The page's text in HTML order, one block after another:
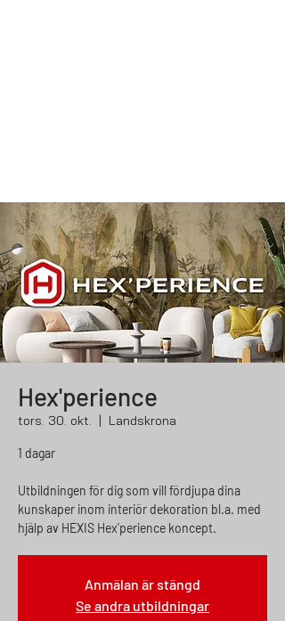
Hex'perience
tors. 30. okt.
  |
Landskrona
1 dagar
Utbildningen för dig som vill fördjupa dina
kunskaper inom interiör dekoration bl.a. med
hjälp av HEXIS Hex'perience koncept.
Anmälan är stängd
Se andra utbildningar